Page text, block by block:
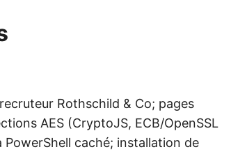
Rothschild & Co; pages
AES (CryptoJS, ECB/OpenSSL
caché; installation de